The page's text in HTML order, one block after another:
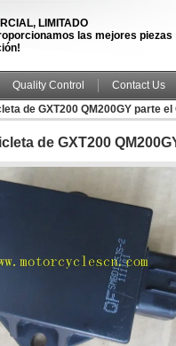
LIMITADO
las mejores piezas
Quality Control Contact Us
de GXT200 QM200GY parte el
de GXT200